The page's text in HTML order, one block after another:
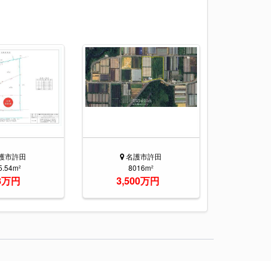
市許田
円
名護市許田
8016m²
3,500万円